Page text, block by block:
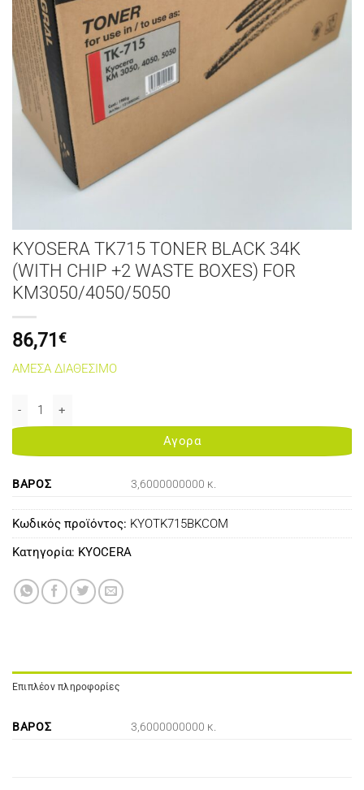
KYOSERA TK715 TONER BLACK 34K
(WITH CHIP +2 WASTE BOXES) FOR
KM3050/4050/5050
86,71 €
ΑΜΕΣΑ ΔΙΑΘΕΣΙΜΟ
KYOSERA TK715 TONER BLACK 34K (WITH CHIP +2 WASTE
Αγορα
ΒΆΡΟΣ 3,6000000000 κ.
Κωδικός προϊόντος: ΚΥΟΤΚ715ΒΚCΟΜ
Κατηγορία: KYOCERA
Επιπλέον πληροφορίες
ΒΆΡΟΣ 3,6000000000 κ.